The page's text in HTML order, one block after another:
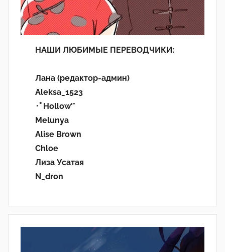
НАШИ ЛЮБИМЫЕ ПЕРЕВОДЧИКИ:
Лана (редактор-админ)
Aleksa_1523
･ﾟHollow'°
Melunya
Alise Brown
Chloe
Лиза Усатая
N_dron